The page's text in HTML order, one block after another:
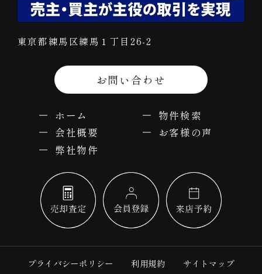
東京都練馬区練馬１丁目26-2
お問い合わせ
ホーム
物件検索
会社概要
お客様の声
弊社物件
プライバシーポリシー 利用規約 サイトマップ